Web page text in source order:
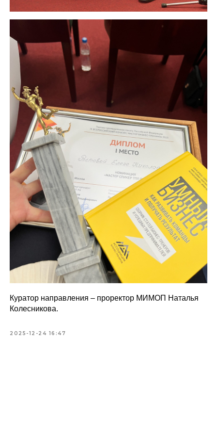
Куратор направления – проректор МИМОП Наталья
Колесникова.
2025-12-24 16:47